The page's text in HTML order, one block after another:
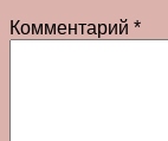
Комментарий *